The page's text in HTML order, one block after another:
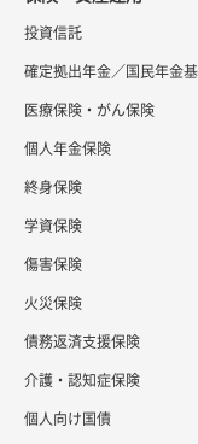
投資信託
確定拠出年金／国民年金
医療保険・がん保険
個人年金保険
終身保険
学資保険
傷害保険
火災保険
債務返済支援保険
介護・認知症保険
個人向け国債